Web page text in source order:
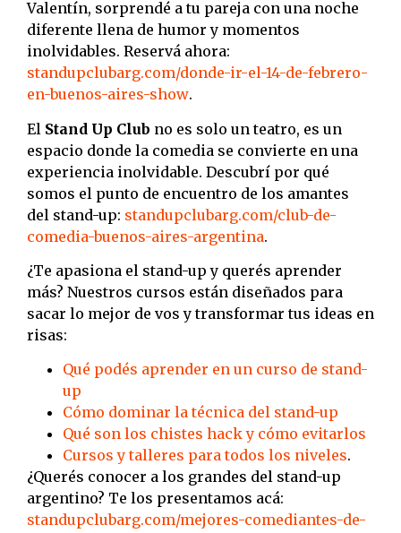
Valentín, sorprendé a tu pareja con una noche
diferente llena de humor y momentos
inolvidables. Reservá ahora:
standupclubarg.com/donde-ir-el-14-de-febrero-
en-buenos-aires-show.
El Stand Up Club no es solo un teatro, es un
espacio donde la comedia se convierte en una
experiencia inolvidable. Descubrí por qué
somos el punto de encuentro de los amantes
del stand-up: standupclubarg.com/club-de-
comedia-buenos-aires-argentina.
¿Te apasiona el stand-up y querés aprender
más? Nuestros cursos están diseñados para
sacar lo mejor de vos y transformar tus ideas en
risas:
Qué podés aprender en un curso de stand-
up
Cómo dominar la técnica del stand-up
Qué son los chistes hack y cómo evitarlos
Cursos y talleres para todos los niveles.
¿Querés conocer a los grandes del stand-up
argentino? Te los presentamos acá:
standupclubarg.com/mejores-comediantes-de-